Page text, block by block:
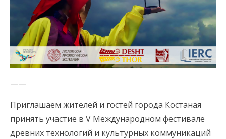
——
Приглашаем жителей и гостей города Костаная
принять участие в V Международном фестивале
древних технологий и культурных коммуникаций